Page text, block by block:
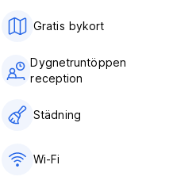
Gratis bykort
Dygnetruntöppen
reception
Städning
Wi-Fi